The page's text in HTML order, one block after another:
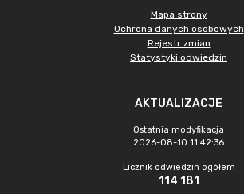
Mapa strony
Ochrona danych osobowych
Rejestr zmian
Statystyki odwiedzin
AKTUALIZACJE
Ostatnia modyfikacja
2026-08-10 11:42:36
Licznik odwiedzin ogółem
114 181